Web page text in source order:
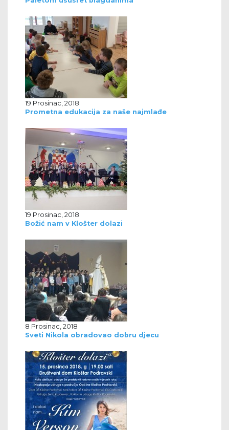
19 Prosinac, 2018
Prometna edukacija za naše najmlađe
19 Prosinac, 2018
Božić nam v Klošter dolazi
8 Prosinac, 2018
Sveti Nikola obradovao dobru djecu